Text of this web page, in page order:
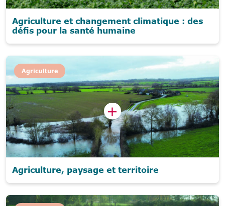
Agriculture et changement climatique : des
défis pour la santé humaine
Agriculture
Agriculture, paysage et territoire